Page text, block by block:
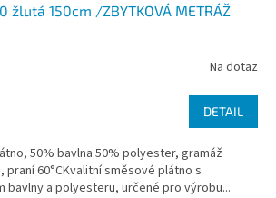
žlutá 150cm /ZBYTKOVÁ METRÁŽ
Na dotaz
DETAIL
50% bavlna 50% polyester, gramáž
praní 60°CKvalitní směsové plátno s
bavlny a polyesteru, určené pro výrobu...